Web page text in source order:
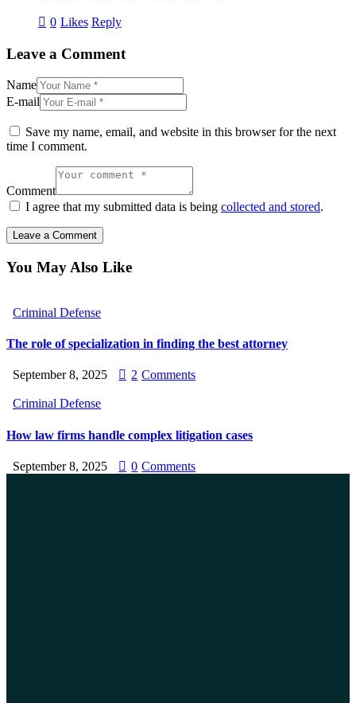
0 Likes Reply
Leave a Comment
Name
E-mail
Save my name, email, and website in this browser for the next
time I comment.
Comment
I agree that my submitted data is being collected and stored.
You May Also Like
Criminal Defense
The role of specialization in finding the best attorney
September 8, 2025 2 Comments
Criminal Defense
How law firms handle complex litigation cases
September 8, 2025 0 Comments